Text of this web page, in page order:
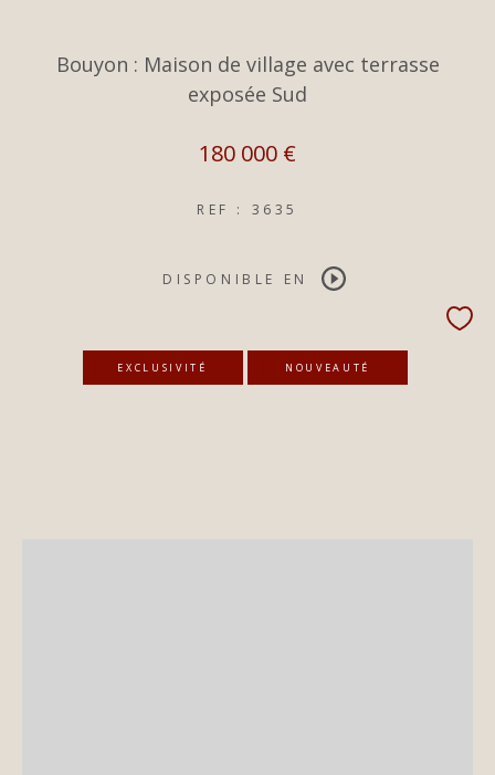
Bouyon : Maison de village avec terrasse
exposée Sud
180 000 €
REF : 3635
DISPONIBLE EN
EXCLUSIVITÉ NOUVEAUTÉ